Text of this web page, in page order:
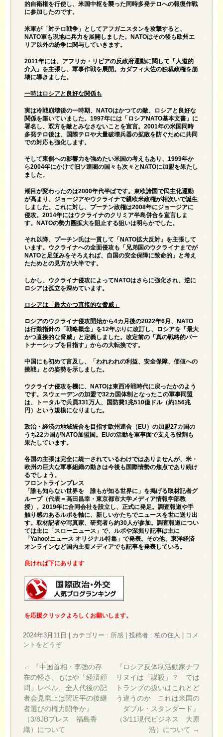
的自衛権を行使し、米国中枢を襲った同時多発テロへの報復作戦
に参加したのです。
米軍が「対テロ戦争」としてアフガニスタンを攻撃すると、
NATO軍も現地に兵力を展開しました。NATOはその後も欧州エ
リア以外の紛争に関与していきます。
2011年には、アフリカ・リビアの反政府運動に関して「人道的
介入」を主張し、軍事作戦を展開。カダフィ大佐の独裁政権を崩
壊に導きました。
一時はロシアと良好な関係も
実は冷戦崩壊後の一時期、NATOはかつての敵、ロシアと良好な
関係を築いていました。1997年には「ロシアNATO基本文書」に
署名し、双方を敵とみなさないことを宣言。2001年の米国同時
多発テロ後は、国際テロや大量破壊兵器の拡散を防ぐために共同
での対応も強化します。
そして東側への影響力を強めたい米国の考えもあり、1999年か
ら2004年にかけて旧ソ連圏の国々も次々とNATOに加盟を果たし
ました。
潮目が変わったのは2000年代半ばです。東欧諸国で民主化運動
が高まり、ジョージアやウクライナで親欧米政権が相次いで誕生
しました。これに対し、プーチン政権は2008年にジョージアに
侵攻。2014年にはウクライナのクリミア半島併合を宣言しま
す。NATOの勢力圏拡大を阻止する狙いは明らかでした。
それ以降、プーチン氏は一貫して「NATO拡大反対」を主張して
います。ウクライナへの全面侵攻も「兄弟国のウクライナまでが
NATOと足並みをそろえれば、自国の安全保障に致命的」と考え
たためとの見方が大半です。
しかし、ウクライナ侵攻によってNATOはさらに強化され、逆に
ロシアは孤立を深めています。
ロシアは「最大かつ直接的な脅威」
ロシアのウクライナ侵攻開始から4カ月後の2022年6月、NATO
は行動指針の「戦略概念」を12年ぶりに改訂し、ロシアを「最大
かつ直接的な脅威」と定義しました。改定前の「真の戦略的パー
トナーシップを目指す」からの大転換です。
中国にも初めて言及し、「われわれの利益、安全保障、価値への
挑戦」との姿勢を示しました。
ウクライナ侵攻を機に、NATOは東西冷戦時代に戻ったかのよう
です。スウェーデンの加盟で32カ国体制となったこの軍事同盟
は、トータルで兵員331万人、国防費1兆510億ドル（約156兆
円）という規模になりました。
政治・経済の地域統合を目指す欧州連合（EU）の加盟27カ国の
うち22カ国がNATO加盟国。EUの活動を軍事面で支える役割も
果たしています。
各国の主張は完全に統一されているわけではありませんが、米・
欧州の巨大な軍事組織の動きは今後も国際情勢の焦点であり続け
るでしょう。
フロントラインプレス
「誰も知らない世界を 誰もが知る世界に」を掲げる取材記者グ
ループ（代表＝高田昌幸・東京都市大学メディア情報学部教
授）。2019年に合同会社を設立し、正式に発足。調査報道や手
触り感のあるルポを軸に、新しいかたちでニュースを世に送り出
す。取材記者や写真家、研究者ら約30人が参加。調査報道につい
ては主に「スローニュース」で、ルポや深掘り記事は主に
「Yahoo!ニュース オリジナル特集」で発表。その他、東洋経済
オンラインなど国内主要メディアでも記事を発表している。
良ければ下にあります
を応援クリックよろしくお願いします。
2024年3月11日 | カテゴリー : 所感 | 投稿者 : 柏の住人 | コメ
ントをどうぞ
←
『中国首相・李強の存
在の軽さ、もはや「経済顧
問」レベル…全人代後の記
者会見廃止は習近平の後継
者選びの権力闘争か』
（3/8JBプレス 福島香
織）について
『ロシア反体制活動家ナワ
リヌイは「謀殺」？ では
トランプの扱いはこれとど
う違うのか これは米国の
ダブル・スタンダード』
（3/11現代ビジネス 大原
浩）について →